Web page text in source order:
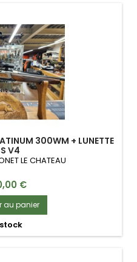
300WM + LUNETTE
V4
LE CHATEAU
€
au panier